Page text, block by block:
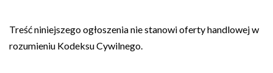
Treść niniejszego ogłoszenia nie stanowi oferty handlowej w
rozumieniu Kodeksu Cywilnego.